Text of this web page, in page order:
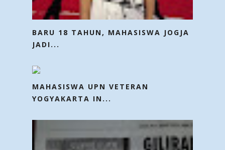
BARU 18 TAHUN, MAHASISWA JOGJA
JADI...
MAHASISWA UPN VETERAN
YOGYAKARTA IN...